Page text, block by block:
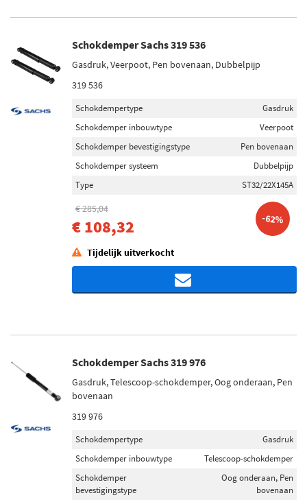
Schokdemper Sachs 319 536
Gasdruk, Veerpoot, Pen bovenaan, Dubbelpijp
319 536
Schokdempertype
Gasdruk
Schokdemper inbouwtype
Veerpoot
Schokdemper bevestigingstype
Pen bovenaan
Schokdemper systeem
Dubbelpijp
Type
ST32/22X145A
€ 285,04
€ 108,32 -62%
Tijdelijk uitverkocht
Schokdemper Sachs 319 976
Gasdruk, Telescoop-schokdemper, Oog onderaan, Pen
bovenaan
319 976
Schokdempertype
Gasdruk
Schokdemper inbouwtype
Telescoop-schokdemper
Schokdemper
bevestigingstype
Oog onderaan, Pen
bovenaan